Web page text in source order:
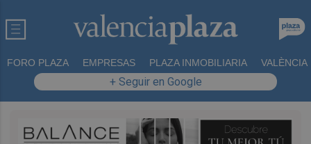
FORO PLAZA EMPRESAS PLAZA INMOBILIARIA VALÈNCIA
+ Seguir en Google